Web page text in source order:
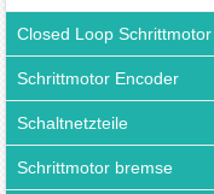
Closed Loop Schrittmotor
Schrittmotor Encoder
Schaltnetzteile
Schrittmotor bremse